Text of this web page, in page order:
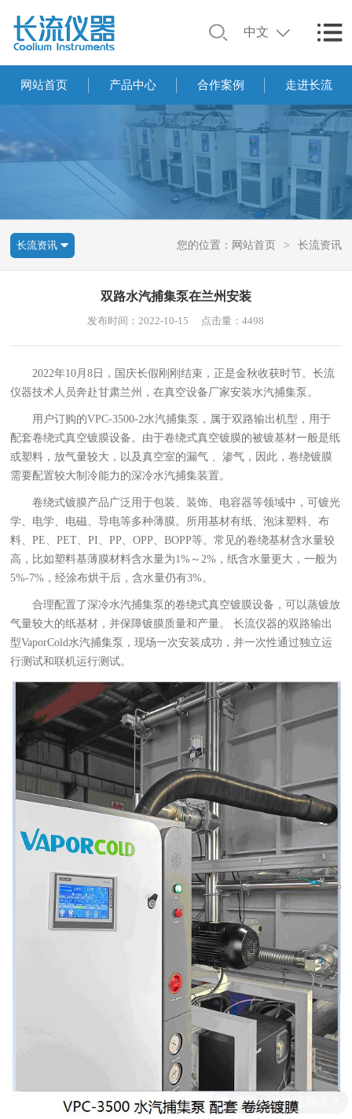
中文
网站首页 产品中心 合作案例 走进长流
长流资讯 您的位置： 网站首页 > 长流资讯
双路水汽捕集泵在兰州安装
发布时间：2022-10-15 点击量：4498
2022年10月8日，国庆长假刚刚结束，正是金秋收获时节。长流
仪器技术人员奔赴甘肃兰州，在真空设备厂家安装水汽捕集泵。
用户订购的VPC-3500-2水汽捕集泵，属于双路输出机型，用于
配套卷绕式真空镀膜设备。由于卷绕式真空镀膜的被镀基材一般是纸
或塑料，放气量较大，以及真空室的漏气 、渗气，因此，卷绕镀膜
需要配置较大制冷能力的深冷水汽捕集装置。
卷绕式镀膜产品广泛用于包装、装饰、电容器等领域中，可镀光
学、电学、电磁、导电等多种薄膜。所用基材有纸、泡沫塑料、布
料、PE、PET、PI、PP、OPP、BOPP等。常见的卷绕基材含水量较
高，比如塑料基薄膜材料含水量为1%～2%，纸含水量更大，一般为
5%-7%，经涂布烘干后，含水量仍有3%。
合理配置了深冷水汽捕集泵的卷绕式真空镀膜设备，可以蒸镀放
气量较大的纸基材，并保障镀膜质量和产量。 长流仪器的双路输出
型VaporCold水汽捕集泵，现场一次安装成功，并一次性通过独立运
行测试和联机运行测试。